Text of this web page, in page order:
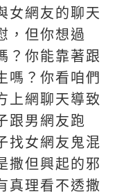
女網友的聊天
，但你想過
？你能靠著跟
嗎？你看咱們
上網聊天導致
跟男網友跑
找女網友鬼混
撒但興起的邪
真理看不透撒